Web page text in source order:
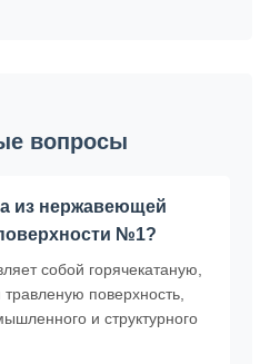
вопросы
из нержавеющей
№1?
собой горячекатаную,
поверхность,
и структурного